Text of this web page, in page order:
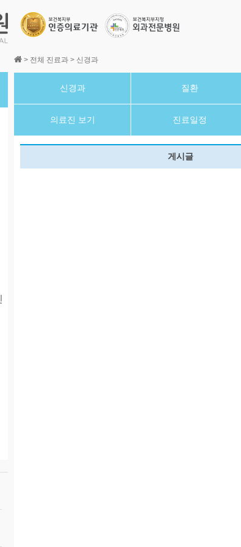
> 전체 진료과 > 신경과
신경과 질환
의료진 보기 진료일정
게시글